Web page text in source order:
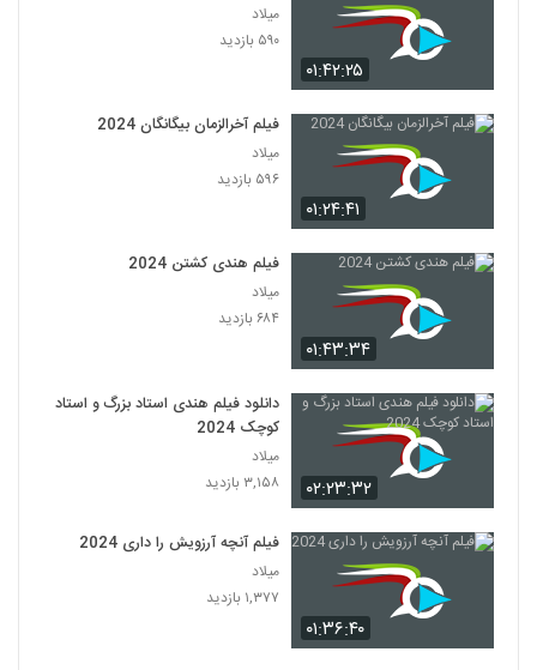
۰۱:۴۲:۲۵
میلاد
۵۹۰ بازدید
۰۱:۲۴:۴۱
فیلم آخرالزمان بیگانگان 2024
میلاد
۵۹۶ بازدید
۰۱:۴۳:۳۴
فیلم هندی کشتن 2024
میلاد
۶۸۴ بازدید
۰۲:۲۳:۳۲
دانلود فیلم هندی استاد بزرگ و استاد
کوچک 2024
میلاد
۳,۱۵۸ بازدید
۰۱:۳۶:۴۰
فیلم آنچه آرزویش را داری 2024
میلاد
۱,۳۷۷ بازدید